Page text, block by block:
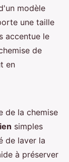
modèle
une taille
accentue le
de
en
de la chemise
simples
de laver la
à préserver